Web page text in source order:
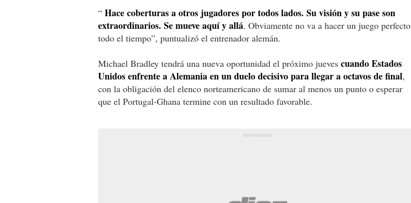
“ Hace coberturas a otros jugadores por todos lados. Su visión y su pase son
extraordinarios. Se mueve aquí y allá. Obviamente no va a hacer un juego perfecto
todo el tiempo”, puntualizó el entrenador alemán.
Michael Bradley tendrá una nueva oportunidad el próximo jueves cuando Estados
Unidos enfrente a Alemania en un duelo decisivo para llegar a octavos de final,
con la obligación del elenco norteamericano de sumar al menos un punto o esperar
que el Portugal-Ghana termine con un resultado favorable.